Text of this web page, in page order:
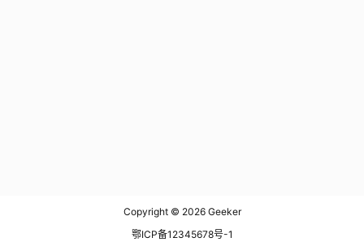
Copyright © 2026Geeker
鄂ICP备12345678号-1